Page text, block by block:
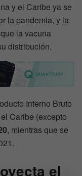
y el Caribe ya se
la pandemia, y la
la vacuna
distribución.
Interno Bruto
Caribe (excepto
, mientras que se
el